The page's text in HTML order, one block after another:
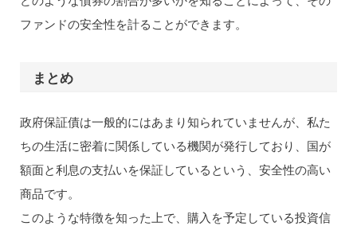
ファンドの安全性を計ることができます。
まとめ
政府保証債は一般的にはあまり知られていませんが、私た
ちの生活に密着に関係している機関が発行しており、国が
額面と利息の支払いを保証しているという、安全性の高い
商品です。
このような特徴を知った上で、購入を予定している投資信